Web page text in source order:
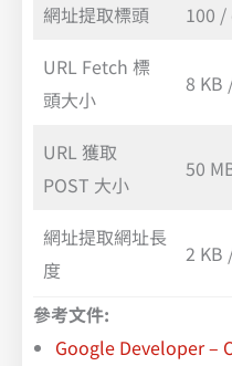
網址提取標頭 100
URL Fetch 標
頭大小
8 KB
URL 獲取
POST 大小
50
網址提取網址長
度
2 KB
參考文件:
Google Developer –